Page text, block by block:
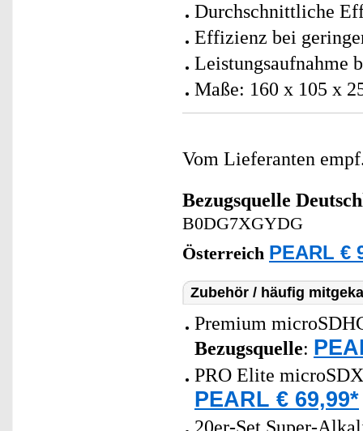
Durchschnittliche
Effizienz bei
Leistungsaufnahme
Maße: 160 x 105 x
Vom Lieferanten
Bezugsquelle
B0DG7XGYDG
Österreich PEARL €
Zubehör / häufig
Premium
Bezugsquelle:
PRO Elite
PEARL € 69,99*